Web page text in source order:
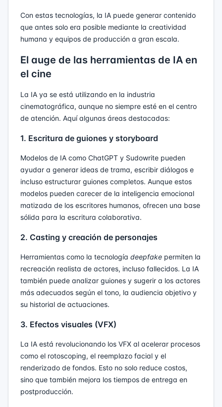
Con estas tecnologías, la IA puede generar contenido
que antes solo era posible mediante la creatividad
humana y equipos de producción a gran escala.
El auge de las herramientas de IA en
el cine
La IA ya se está utilizando en la industria
cinematográfica, aunque no siempre esté en el centro
de atención. Aquí algunas áreas destacadas:
1. Escritura de guiones y storyboard
Modelos de IA como ChatGPT y Sudowrite pueden
ayudar a generar ideas de trama, escribir diálogos e
incluso estructurar guiones completos. Aunque estos
modelos pueden carecer de la inteligencia emocional
matizada de los escritores humanos, ofrecen una base
sólida para la escritura colaborativa.
2. Casting y creación de personajes
Herramientas como la tecnología deepfake permiten la
recreación realista de actores, incluso fallecidos. La IA
también puede analizar guiones y sugerir a los actores
más adecuados según el tono, la audiencia objetivo y
su historial de actuaciones.
3. Efectos visuales (VFX)
La IA está revolucionando los VFX al acelerar procesos
como el rotoscoping, el reemplazo facial y el
renderizado de fondos. Esto no solo reduce costos,
sino que también mejora los tiempos de entrega en
postproducción.